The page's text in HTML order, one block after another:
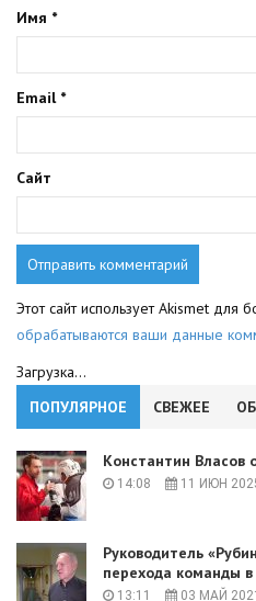
Имя *
Email *
Сайт
Этот сайт использует Akismet для
обрабатываются ваши данные
Загрузка...
ПОПУЛЯРНОЕ
СВЕЖЕЕ
Константин Власов
14:08 11 ИЮН
Руководитель
перехода команды
13:11 03 МАЙ 2021